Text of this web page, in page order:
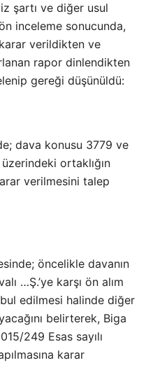
şartı ve diğer usul
inceleme sonucunda,
verildikten ve
rapor dinlendikten
gereği düşünüldü:
dava konusu 3779 ve
ortaklığın
verilmesini talep
öncelikle davanın
…Ş.’ye karşı ön alım
edilmesi halinde diğer
belirterek, Biga
249 Esas sayılı
karar